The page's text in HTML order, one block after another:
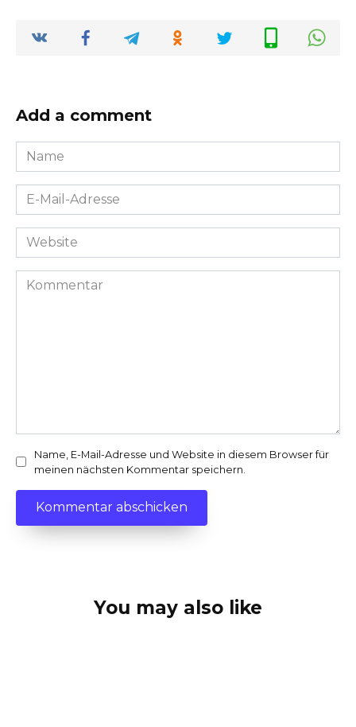
Add a comment
Name
*
E-
Mail-
Adresse
Website
Kommentar
Name, E-Mail-Adresse und Website in diesem Browser für
meinen nächsten Kommentar speichern.
You may also like